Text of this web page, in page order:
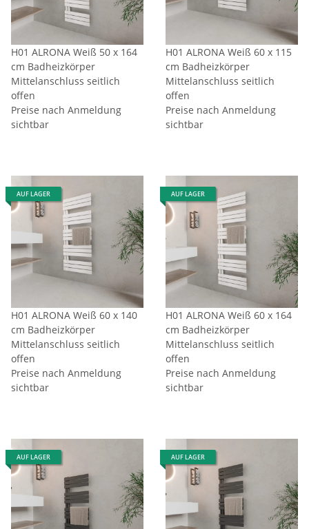
H01 ALRONA Weiß 50 x 164
cm Badheizkörper
Mittelanschluss seitlich
offen
Preise nach Anmeldung
sichtbar
H01 ALRONA Weiß 60 x 115
cm Badheizkörper
Mittelanschluss seitlich
offen
Preise nach Anmeldung
sichtbar
AUF LAGER
H01 ALRONA Weiß 60 x 140
cm Badheizkörper
Mittelanschluss seitlich
offen
Preise nach Anmeldung
sichtbar
AUF LAGER
H01 ALRONA Weiß 60 x 164
cm Badheizkörper
Mittelanschluss seitlich
offen
Preise nach Anmeldung
sichtbar
AUF LAGER AUF LAGER